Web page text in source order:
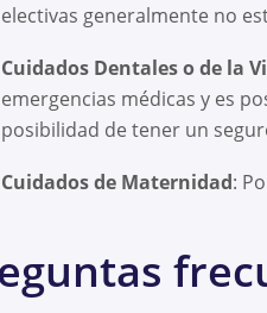
electivas generalmente no
Cuidados Dentales o de la
emergencias médicas y es
posibilidad de tener un
Cuidados de Maternidad: